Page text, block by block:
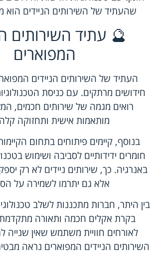
שהעתיד של השירותים הניידים הוא
🔮 עתיד השירותים
המפוארים
העתיד של השירותים הניידים
חידושים מרתקים. עם כניסת
רואים מגמה של שירותים חכמים,
מותאמות אישית ותחזוקה
בנוסף, קיימים פיתוחים בתחום
חומרים ידידותיים לסביבה ושימוש
באנרגיה. כך, שירותים ניידים לא רק
אלא גם יתרמו לשמירה על
בין היתר, חברות מתכננות לשלב
בקרת אקלים חכמה ותאורה
לאורחים חוויית משתמש שאין
השירותים הניידים המפוארים נראה